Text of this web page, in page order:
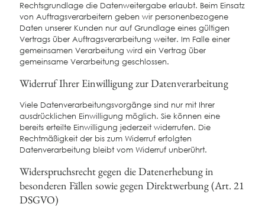
Rechtsgrundlage die Datenweitergabe erlaubt. Beim Einsatz
von Auftragsverarbeitern geben wir personenbezogene
Daten unserer Kunden nur auf Grundlage eines gültigen
Vertrags über Auftragsverarbeitung weiter. Im Falle einer
gemeinsamen Verarbeitung wird ein Vertrag über
gemeinsame Verarbeitung geschlossen.
Widerruf Ihrer Einwilligung zur Datenverarbeitung
Viele Datenverarbeitungsvorgänge sind nur mit Ihrer
ausdrücklichen Einwilligung möglich. Sie können eine
bereits erteilte Einwilligung jederzeit widerrufen. Die
Rechtmäßigkeit der bis zum Widerruf erfolgten
Datenverarbeitung bleibt vom Widerruf unberührt.
Widerspruchsrecht gegen die Datenerhebung in
besonderen Fällen sowie gegen Direktwerbung (Art. 21
DSGVO)